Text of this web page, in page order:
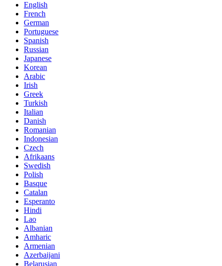
English
French
German
Portuguese
Spanish
Russian
Japanese
Korean
Arabic
Irish
Greek
Turkish
Italian
Danish
Romanian
Indonesian
Czech
Afrikaans
Swedish
Polish
Basque
Catalan
Esperanto
Hindi
Lao
Albanian
Amharic
Armenian
Azerbaijani
Belarusian